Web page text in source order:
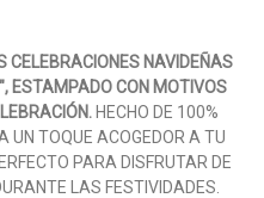
CELEBRACIONES NAVIDEÑAS
ESTAMPADO CON MOTIVOS
HECHO DE 100%
UN TOQUE ACOGEDOR A TU
PARA DISFRUTAR DE
LAS FESTIVIDADES.